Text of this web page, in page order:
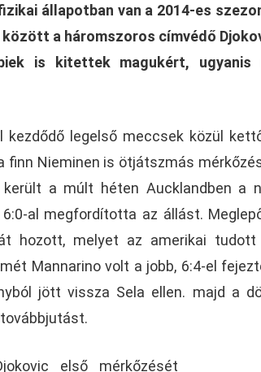
állapotban van a 2014-es
a háromszoros címvédő
is kitettek magukért, ugyanis
kezdődő legelső meccsek közül
finn Nieminen is ötjátszmás
a múlt héten Aucklandben a
6:0-al megfordította az állást.
hozott, melyet az amerikai tudott
Mannarino volt a jobb, 6:4-el
jött vissza Sela ellen. majd a
első mérkőzését